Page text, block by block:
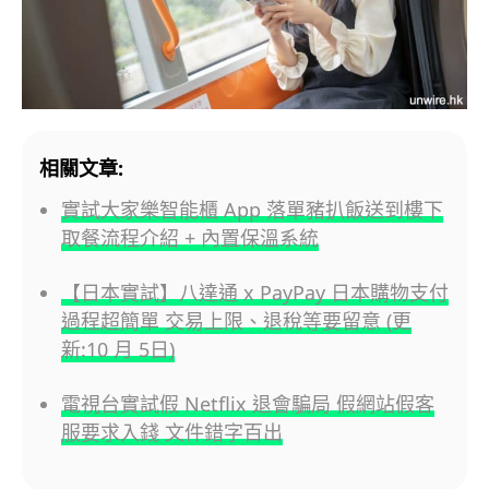
相關文章:
實試大家樂智能櫃 App 落單豬扒飯送到樓下
取餐流程介紹 + 內置保溫系統
【日本實試】八達通 x PayPay 日本購物支付
過程超簡單 交易上限、退稅等要留意 (更
新:10 月 5日)
電視台實試假 Netflix 退會騙局 假網站假客
服要求入錢 文件錯字百出